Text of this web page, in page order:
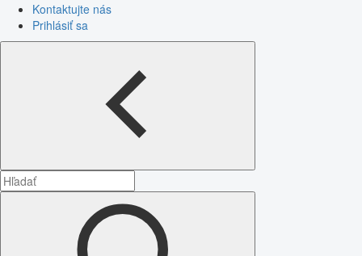
Kontaktujte nás
Prihlásiť sa